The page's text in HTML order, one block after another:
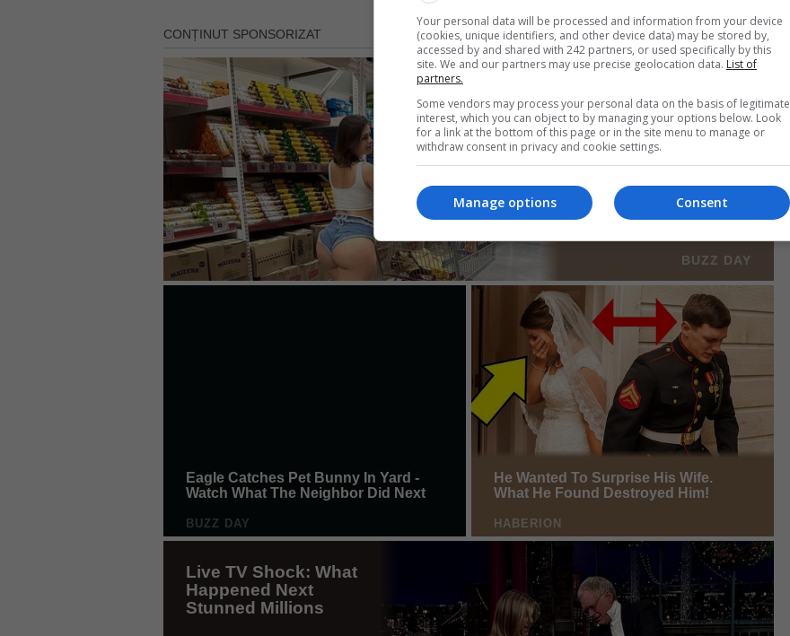
Your personal data will be processed and information from your device
(cookies, unique identifiers, and other device data) may be stored by,
accessed by and shared with 242 partners, or used specifically by this
site. We and our partners may use precise geolocation data. List of
partners.
Some vendors may process your personal data on the basis of legitimate
interest, which you can object to by managing your options below. Look
for a link at the bottom of this page or in the site menu to manage or
withdraw consent in privacy and cookie settings.
Consent
Manage options